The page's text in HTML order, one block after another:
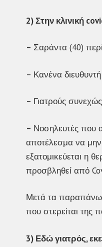
2) Στην κλινική
– Σαράντα (40)
– Κανένα
– Γιατρούς
– Νοσηλευτές που
αποτέλεσμα να μην
εξατομικεύεται η
προσβληθεί από
Μετά τα παραπάνω
που στερείται της
3) Εδώ γιατρός,